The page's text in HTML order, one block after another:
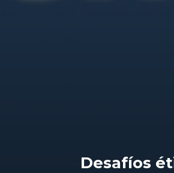
Desafíos